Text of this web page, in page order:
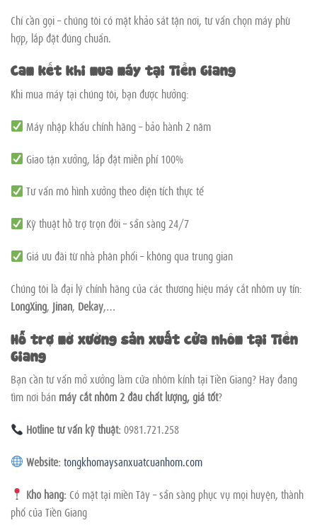
Chỉ cần gọi – chúng tôi có mặt khảo sát tận nơi, tư vấn chọn máy phù
hợp, lắp đặt đúng chuẩn.
Cam kết khi mua máy tại Tiền Giang
Khi mua máy tại chúng tôi, bạn được hưởng:
Máy nhập khẩu chính hãng – bảo hành 2 năm
Giao tận xưởng, lắp đặt miễn phí 100%
Tư vấn mô hình xưởng theo diện tích thực tế
Kỹ thuật hỗ trợ trọn đời – sẵn sàng 24/7
Giá ưu đãi từ nhà phân phối – không qua trung gian
Chúng tôi là đại lý chính hãng của các thương hiệu máy cắt nhôm uy tín:
LongXing, Jinan, Dekay,…
Hỗ trợ mở xưởng sản xuất cửa nhôm tại Tiền
Giang
Bạn cần tư vấn mở xưởng làm cửa nhôm kính tại Tiền Giang? Hay đang
tìm nơi bán máy cắt nhôm 2 đầu chất lượng, giá tốt?
Hotline tư vấn kỹ thuật:0981.721.258
Website:tongkhomaysanxuatcuanhom.com
Kho hàng: Có mặt tại miền Tây – sẵn sàng phục vụ mọi huyện, thành
phố của Tiền Giang